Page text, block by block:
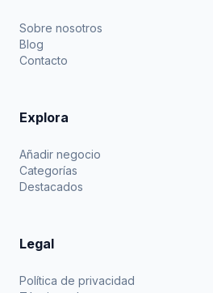
Sobre nosotros
Blog
Contacto
Explora
Añadir negocio
Categorías
Destacados
Legal
Política de privacidad